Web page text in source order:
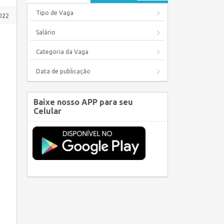
Tipo de Vaga
Salário
Categoria da Vaga
Data de publicação
Baixe nosso APP para seu
Celular